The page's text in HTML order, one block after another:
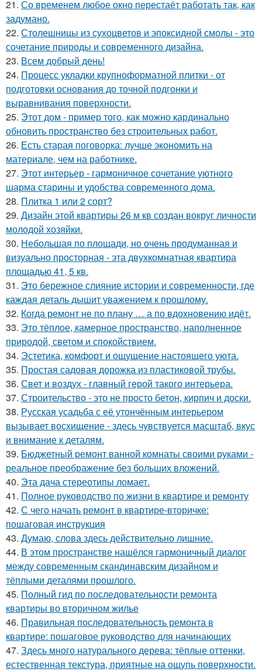
21. Со временем любое окно перестаёт работать так, как
задумано.
22. Столешницы из сухоцветов и эпоксидной смолы - это
сочетание природы и современного дизайна.
23. Всем добрый день!
24. Процесс укладки крупноформатной плитки - от
подготовки основания до точной подгонки и
выравнивания поверхности.
25. Этот дом - пример того, как можно кардинально
обновить пространство без строительных работ.
26. Есть старая поговорка: лучше экономить на
материале, чем на работнике.
27. Этот интерьер - гармоничное сочетание уютного
шарма старины и удобства современного дома.
28. Плитка 1 или 2 сорт?
29. Дизайн этой квартиры 26 м кв создан вокруг личности
молодой хозяйки.
30. Небольшая по площади, но очень продуманная и
визуально просторная - эта двухкомнатная квартира
площадью 41, 5 кв.
31. Это бережное слияние истории и современности, где
каждая деталь дышит уважением к прошлому.
32. Когда ремонт не по плану … а по вдохновению идёт.
33. Это тёплое, камерное пространство, наполненное
природой, светом и спокойствием.
34. Эстетика, комфорт и ощущение настоящего уюта.
35. Простая садовая дорожка из пластиковой трубы.
36. Свет и воздух - главный герой такого интерьера.
37. Строительство - это не просто бетон, кирпич и доски.
38. Русская усадьба с её утончённым интерьером
вызывает восхищение - здесь чувствуется масштаб, вкус
и внимание к деталям.
39. Бюджетный ремонт ванной комнаты своими руками -
реальное преображение без больших вложений.
40. Эта дача стереотипы ломает.
41. Полное руководство по жизни в квартире и ремонту
42. С чего начать ремонт в квартире-вторичке:
пошаговая инструкция
43. Думаю, слова здесь действительно лишние.
44. В этом пространстве нашёлся гармоничный диалог
между современным скандинавским дизайном и
тёплыми деталями прошлого.
45. Полный гид по последовательности ремонта
квартиры во вторичном жилье
46. Правильная последовательность ремонта в
квартире: пошаговое руководство для начинающих
47. Здесь много натурального дерева: тёплые оттенки,
естественная текстура, приятные на ощупь поверхности.